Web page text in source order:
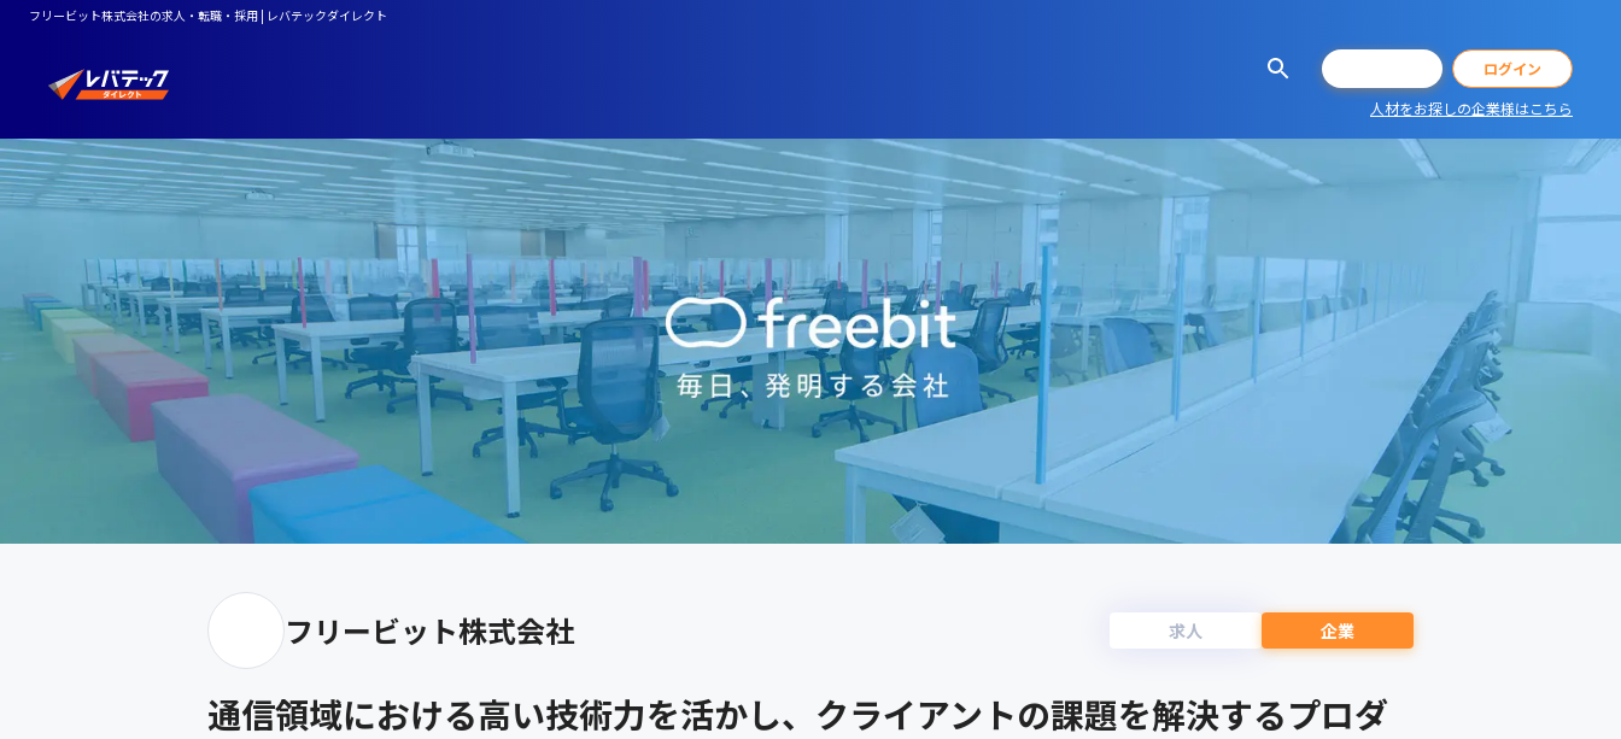
フリービット株式会社の求人・転職・採用 | レバテックダイレクト
ログイン
人材をお探しの企業様はこちら
フリービット株式会社 求人 企業
通信領域における高い技術力を活かし、クライアントの課題を解決するプロダ